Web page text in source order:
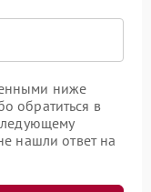
ниже
обратиться в
нашли ответ на